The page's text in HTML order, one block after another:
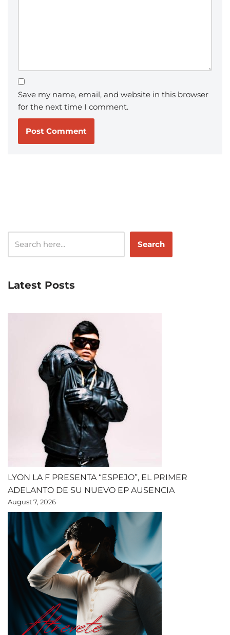
Save my name, email, and website in this browser
for the next time I comment.
Search
Latest Posts
LYON LA F PRESENTA “ESPEJO”, EL PRIMER
ADELANTO DE SU NUEVO EP AUSENCIA
August 7, 2026